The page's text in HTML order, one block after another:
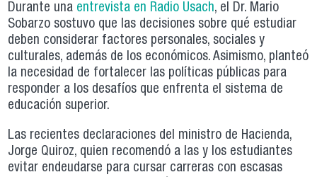
Durante una entrevista en Radio Usach, el Dr. Mario
Sobarzo sostuvo que las decisiones sobre qué estudiar
deben considerar factores personales, sociales y
culturales, además de los económicos. Asimismo, planteó
la necesidad de fortalecer las políticas públicas para
responder a los desafíos que enfrenta el sistema de
educación superior.
Las recientes declaraciones del ministro de Hacienda,
Jorge Quiroz, quien recomendó a las y los estudiantes
evitar endeudarse para cursar carreras con escasas